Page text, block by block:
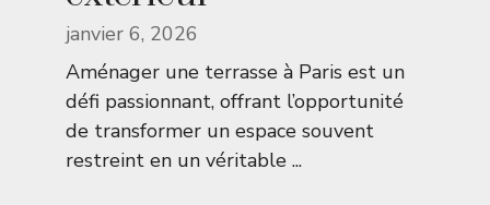
janvier 6, 2026
Aménager une terrasse à Paris est un
défi passionnant, offrant l’opportunité
de transformer un espace souvent
restreint en un véritable ...